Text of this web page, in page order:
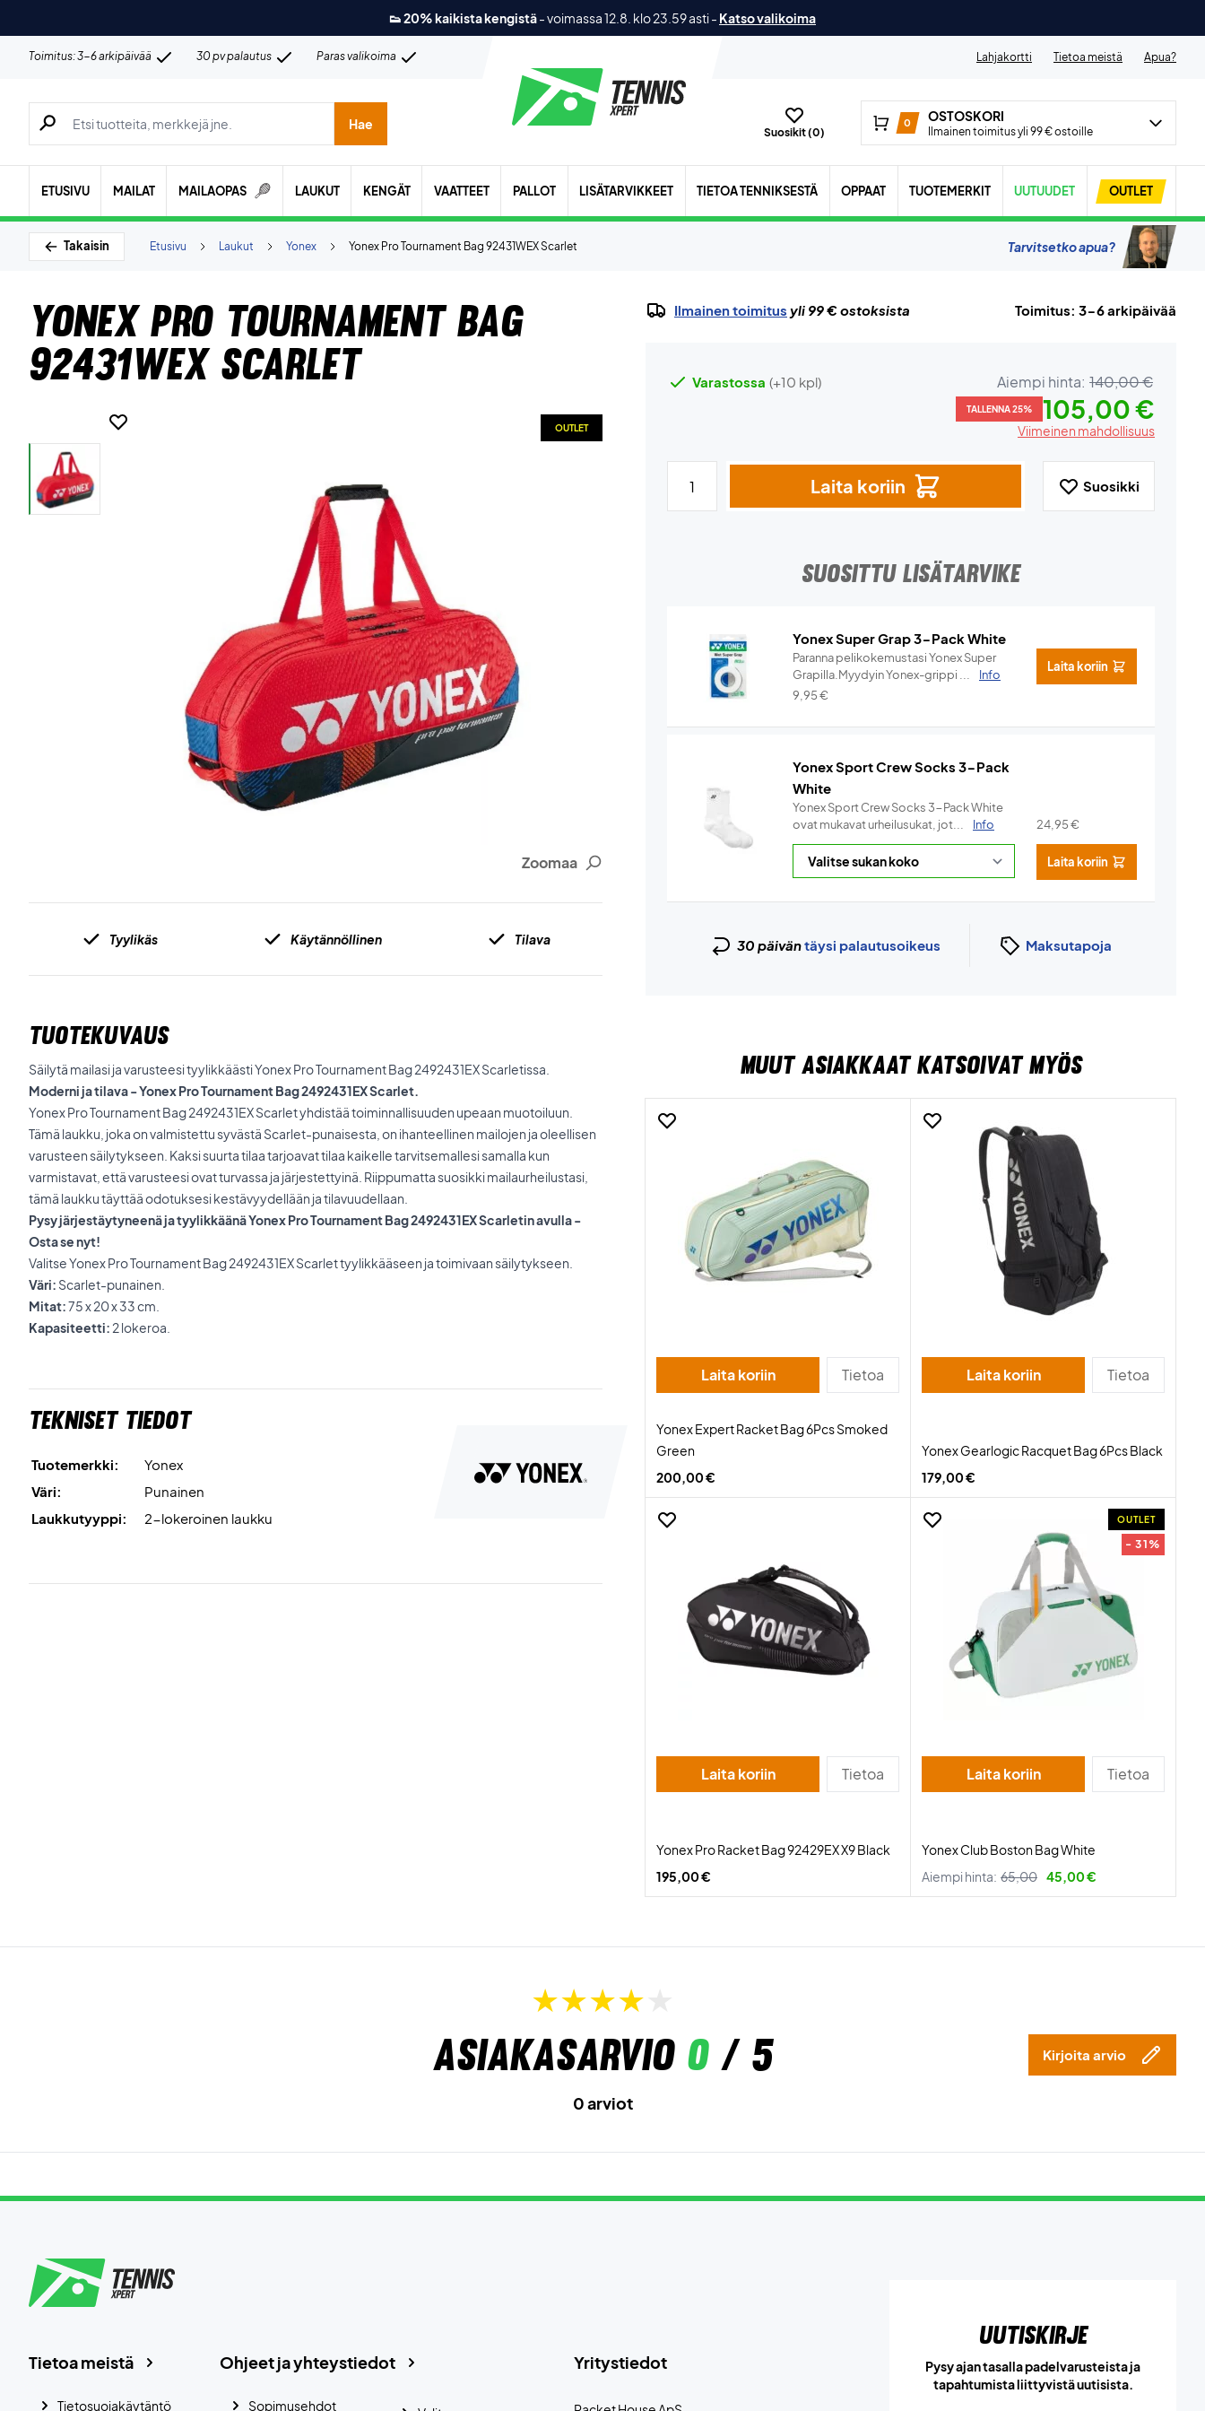
👟 20% kaikista kengistä-voimassa 12.8. klo 23.59 asti- Katso valikoima
Toimitus: 3-6 arkipäivää 30 pv palautus Paras valikoima Lahjakortti Tietoa meistä Apua?
Hae tuotteita, merkkejä jne.
Hae
Suosikit (0)
0 OSTOSKORI
Ilmainen toimitus yli 99 € ostoille
ETUSIVU MAILAT MAILAOPAS LAUKUT KENGÄT VAATTEET PALLOT LISÄTARVIKKEET TIETOA TENNIKSESTÄ OPPAAT TUOTEMERKIT UUTUUDET OUTLET
Takaisin Yonex Pro Tournament Bag 92431WEX Scarlet
Yonex
Laukut
Etusivu Tarvitsetko apua?
Yonex Pro Tournament Bag
92431WEX Scarlet
Zoomaa
OUTLET
Tyylikäs Käytännöllinen Tilava
TUOTEKUVAUS
Säilytä mailasi ja varusteesi tyylikkäästi Yonex Pro Tournament Bag 2492431EX Scarletissa.
Moderni ja tilava - Yonex Pro Tournament Bag 2492431EX Scarlet.
Yonex Pro Tournament Bag 2492431EX Scarlet yhdistää toiminnallisuuden upeaan muotoiluun.
Tämä laukku, joka on valmistettu syvästä Scarlet-punaisesta, on ihanteellinen mailojen ja oleellisen
varusteen säilytykseen. Kaksi suurta tilaa tarjoavat tilaa kaikelle tarvitsemallesi samalla kun
varmistavat, että varusteesi ovat turvassa ja järjestettyinä. Riippumatta suosikki mailaurheilustasi,
tämä laukku täyttää odotuksesi kestävyydellään ja tilavuudellaan.
Pysy järjestäytyneenä ja tyylikkäänä Yonex Pro Tournament Bag 2492431EX Scarletin avulla -
Osta se nyt!
Valitse Yonex Pro Tournament Bag 2492431EX Scarlet tyylikkääseen ja toimivaan säilytykseen.
Väri: Scarlet-punainen.
Mitat:75 x 20 x 33 cm.
Kapasiteetti: 2 lokeroa.
Tekniset tiedot
Tuotemerkki:
Yonex
Väri:
Punainen
Laukkutyyppi:
2-lokeroinen laukku
Ilmainen toimitus yli 99 € ostoksista Toimitus: 3-6 arkipäivää
Varastossa (+10 kpl) Aiempi hinta: 140,00 €
TALLENNA 25% 105,00 €
Viimeinen mahdollisuus
Laita koriin Suosikki
SUOSITTU LISÄTARVIKE
Yonex Super Grap 3-Pack White
Paranna pelikokemustasi Yonex Super
Grapilla.Myydyin Yonex-grippi ...
Info
9,95€
Laita koriin
Yonex Sport Crew Socks 3-Pack
White
Yonex Sport Crew Socks 3-Pack White
ovat mukavat urheilusukat, jot...
Info 24,95€
Laita koriin
30 päiväntäysi palautusoikeus Maksutapoja
MUUT ASIAKKAAT KATSOIVAT MYÖS
Laita koriin Tietoa
Yonex Expert Racket Bag 6Pcs Smoked
Green
200,00 €
Laita koriin Tietoa
Yonex Gearlogic Racquet Bag 6Pcs Black
179,00 €
Laita koriin Tietoa
Yonex Pro Racket Bag 92429EX X9 Black
195,00 €
OUTLET
- 31%
Laita koriin Tietoa
Yonex Club Boston Bag White
Aiempi hinta: 65,00 45,00 €
Asiakasarvio 0/ 5 Kirjoita arvio
0 arviot
Yritystiedot
Ohjeet ja yhteystiedot
Sopimusehdot
Tietoa meistä
Tietosuojakäytäntö
Uutiskirje
Pysy ajan tasalla padelvarusteista ja
tapahtumista liittyvistä uutisista.